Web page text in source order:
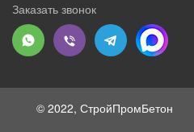
Заказать звонок
© 2022, СтройПромБетон